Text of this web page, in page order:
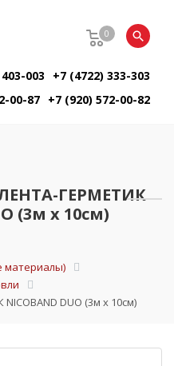
0
003
+7 (4722) 333-303
00-87 +7 (920) 572-00-82
ГЕРМЕТИК
(3м х 10см)
материалы)
DUO (3м х 10см)